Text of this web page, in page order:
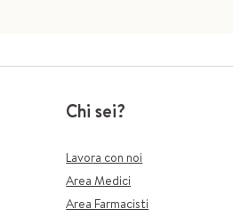
Chi sei?
Lavora con noi
Area Medici
Area Farmacisti